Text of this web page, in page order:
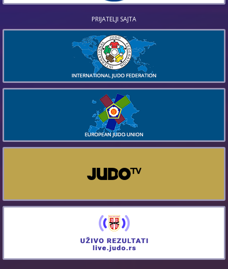
PRIJATELJI SAJTA